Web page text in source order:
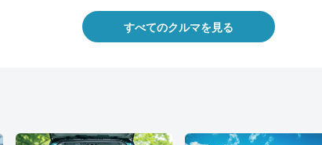
すべてのクルマを見る